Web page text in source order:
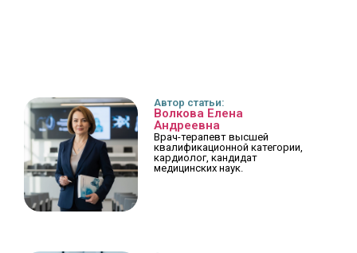
Автор статьи:
Волкова Елена
Андреевна
Врач-терапевт высшей
квалификационной категории,
кардиолог, кандидат
медицинских наук.